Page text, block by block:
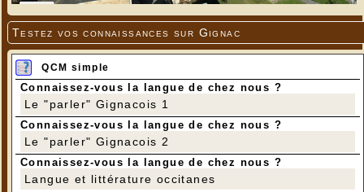
Testez vos connaissances sur Gignac
QCM simple
Connaissez-vous la langue de chez nous ?
Le "parler" Gignacois 1
Connaissez-vous la langue de chez nous ?
Le "parler" Gignacois 2
Connaissez-vous la langue de chez nous ?
Langue et littérature occitanes